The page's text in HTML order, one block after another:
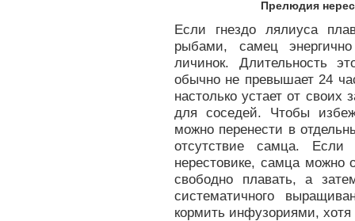
Прелюдия
Если гнездо лялиуса
рыбами, самец
личинок. Длительность
обычно не превышает 24
настолько устает от своих
для соседей. Чтобы
можно перенести в
отсутствие самца.
нерестовике, самца можно
свободно плавать, а
систематичного
кормить инфузориями,